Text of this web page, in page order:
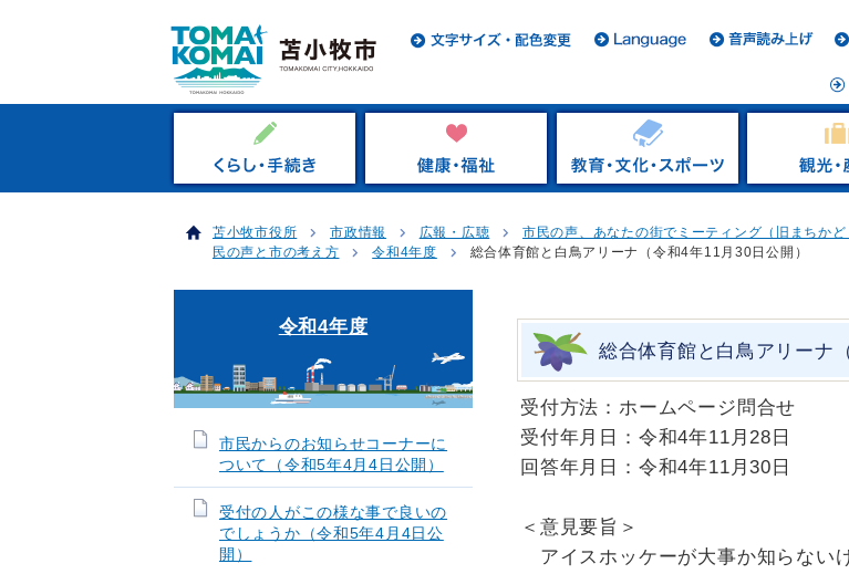
苫小牧市役所 市政情報 広報・広聴 市民の声、あなたの街でミーティング（旧まちか
民の声と市の考え方
令和4年度 総合体育館と白鳥アリーナ（令和4年11月30日公開）
総合体育館と白鳥アリーナ
受付方法：ホームページ問合せ
受付年月日：令和4年11月28日
回答年月日：令和4年11月30日
＜意見要旨＞
アイスホッケーが大事か知らない
令和4年度
市民からのお知らせコーナーに
ついて（令和5年4月4日公開）
受付の人がこの様な事で良いの
でしょうか（令和5年4月4日公
開）